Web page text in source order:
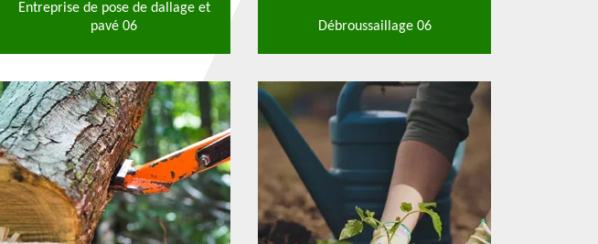
Entreprise de pose de dallage et
pavé 06
Débroussaillage 06